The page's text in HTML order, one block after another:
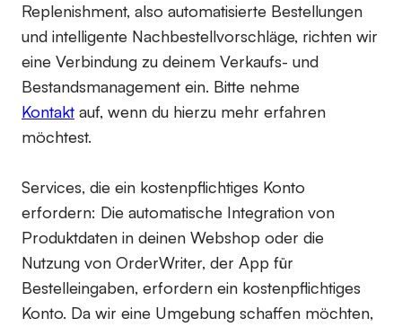
Replenishment, also automatisierte Bestellungen
und intelligente Nachbestellvorschläge, richten wir
eine Verbindung zu deinem Verkaufs- und
Bestandsmanagement ein. Bitte nehme
Kontakt auf, wenn du hierzu mehr erfahren
möchtest.
Services, die ein kostenpflichtiges Konto
erfordern: Die automatische Integration von
Produktdaten in deinen Webshop oder die
Nutzung von OrderWriter, der App für
Bestelleingaben, erfordern ein kostenpflichtiges
Konto. Da wir eine Umgebung schaffen möchten,